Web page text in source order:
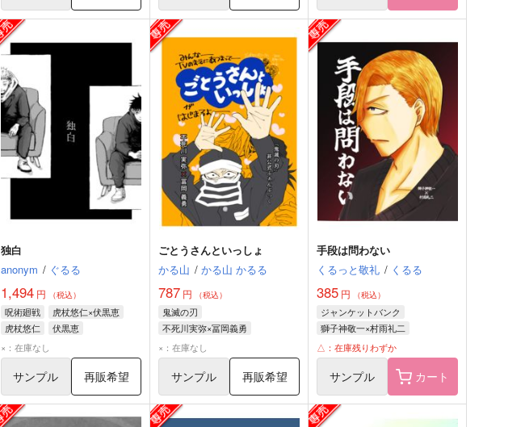
独白
anonym / ぐるる
1,494円 （税込）
呪術廻戦
虎杖悠仁×伏黒恵
虎杖悠仁
伏黒恵
×：在庫なし
サンプル 再販希望
ごとうさんといっしょ
かる山 / かる山 かるる
787 円 （税込）
鬼滅の刃
不死川実弥×冨岡義勇
不死川実弥
×：在庫なし
サンプル 再販希望
手段は問わない
くるっと敬礼 / くるる
385 円 （税込）
ジャンケットバンク
獅子神敬一×村雨礼二
獅子神敬一
村雨礼二
△：在庫残りわずか
サンプル カート